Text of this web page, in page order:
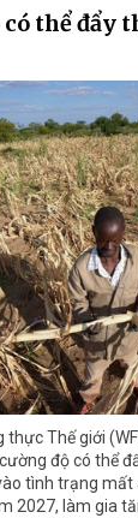
có thể đẩy
Thế giới
độ có thể
tình trạng
2027, làm gia